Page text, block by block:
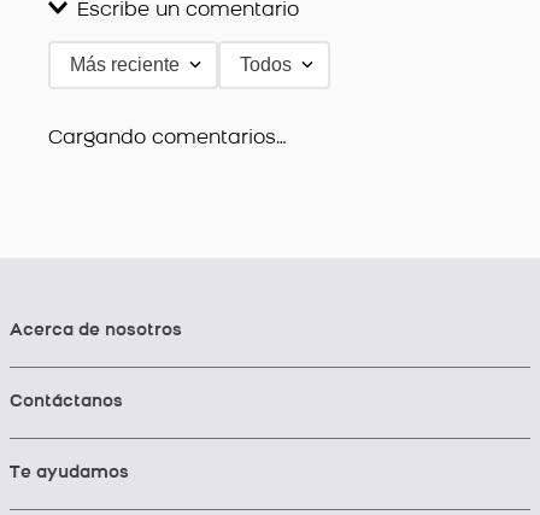
Escribe un comentario
Agregar comentario
Título
Dirección de email
Escribe un comentario
Más reciente Todos
Cargando comentarios…
Acerca de nosotros
Contáctanos
Te ayudamos